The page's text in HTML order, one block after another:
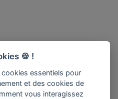
🍪 !
essentiels pour
et des cookies de
vous interagissez